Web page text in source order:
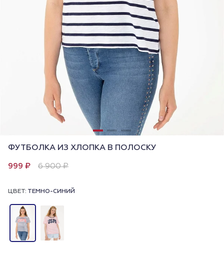
ФУТБОЛКА ИЗ ХЛОПКА В ПОЛОСКУ
999 ₽ 6 900 ₽
ЦВЕТ: ТЕМНО-СИНИЙ